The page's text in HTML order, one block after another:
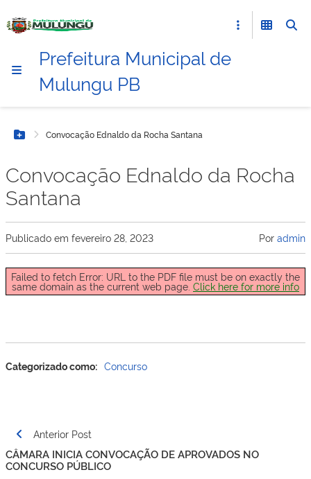
Prefeitura Municipal de
Mulungu PB
Botão Menu
Convocação Ednaldo da Rocha Santana
Convocação Ednaldo da Rocha
Santana
Publicado em fevereiro 28, 2023 Por admin
Failed to fetch Error: URL to the PDF file must be on exactly the
same domain as the current web page. Click here for more info
Categorizado como: Concurso
Navegação
de
Post
Anterior Post
CÂMARA INICIA CONVOCAÇÃO DE APROVADOS NO
CONCURSO PÚBLICO